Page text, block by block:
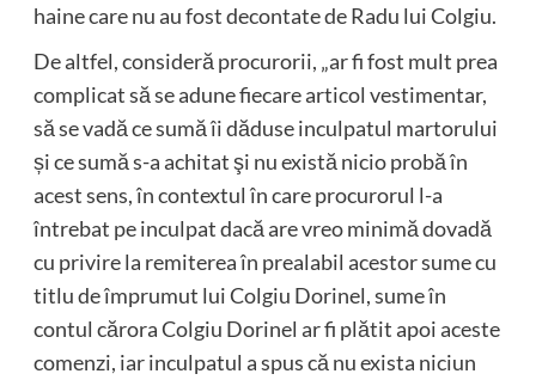
haine care nu au fost decontate de Radu lui Colgiu.
De altfel, consideră procurorii, „ar fi fost mult prea
complicat să se adune fiecare articol vestimentar,
să se vadă ce sumă îi dăduse inculpatul martorului
și ce sumă s-a achitat şi nu există nicio probă în
acest sens, în contextul în care procurorul l-a
întrebat pe inculpat dacă are vreo minimă dovadă
cu privire la remiterea în prealabil acestor sume cu
titlu de împrumut lui Colgiu Dorinel, sume în
contul cărora Colgiu Dorinel ar fi plătit apoi aceste
comenzi, iar inculpatul a spus că nu exista niciun